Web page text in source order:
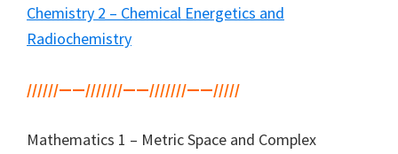
Chemistry 2 – Chemical Energetics and
Radiochemistry
//////——///////——///////——/////
Mathematics 1 – Metric Space and Complex